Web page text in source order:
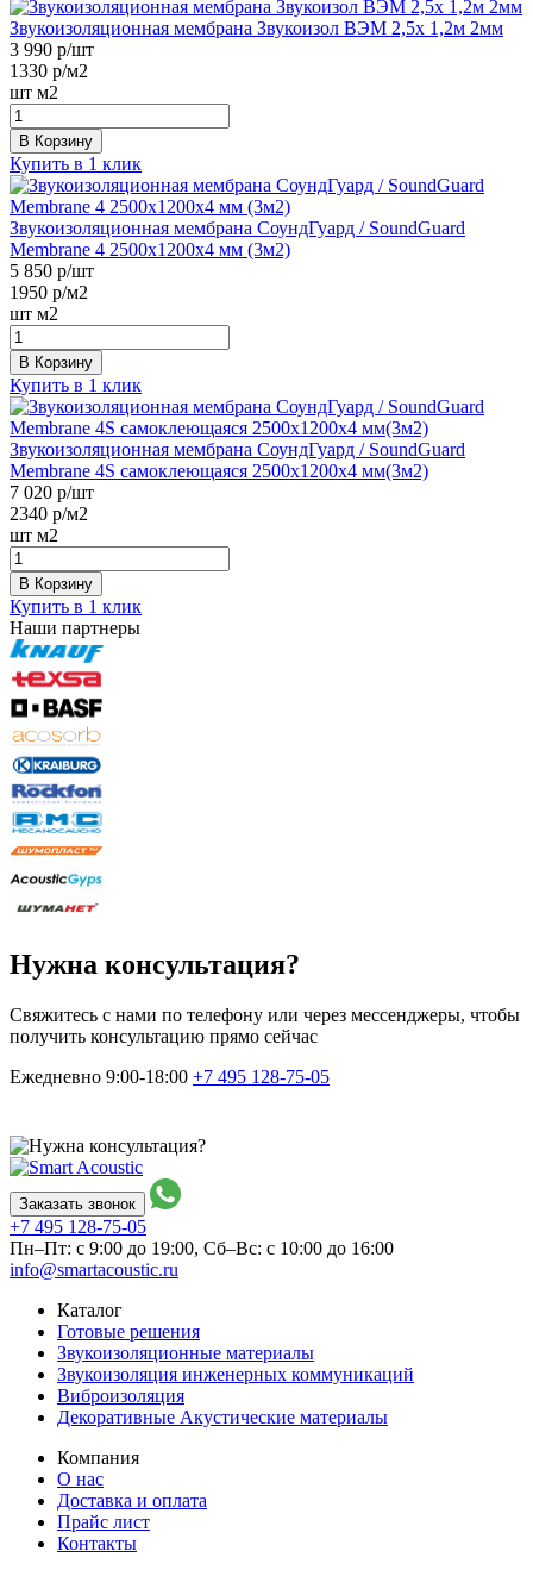
Звукоизоляционная мембрана Звукоизол ВЭМ 2,5х 1,2м 2мм
3 990 р/шт
1330 р/м2
шт м2
В Корзину
Купить в 1 клик
Звукоизоляционная мембрана СоундГуард / SoundGuard
Membrane 4 2500х1200х4 мм (3м2)
5 850 р/шт
1950 р/м2
шт м2
В Корзину
Купить в 1 клик
Звукоизоляционная мембрана СоундГуард / SoundGuard
Membrane 4S самоклеющаяся 2500х1200х4 мм(3м2)
7 020 р/шт
2340 р/м2
шт м2
В Корзину
Купить в 1 клик
Наши партнеры
Нужна консультация?
Свяжитесь с нами по телефону или через мессенджеры, чтобы
получить консультацию прямо сейчас
Ежедневно 9:00-18:00 +7 495 128-75-05
Заказать звонок
+7 495 128-75-05
Пн–Пт: с 9:00 до 19:00, Сб–Вс: с 10:00 до 16:00
info@smartacoustic.ru
Каталог
Готовые решения
Звукоизоляционные материалы
Звукоизоляция инженерных коммуникаций
Виброизоляция
Декоративные Акустические материалы
Компания
О нас
Доставка и оплата
Прайс лист
Контакты